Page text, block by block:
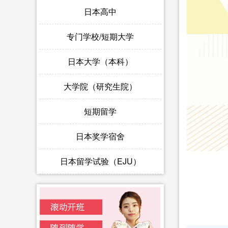
日本高中
专门学校/短期大学
日本大学（本科）
大学院（研究生院）
短期留学
日本奖学宿舍
日本留学试验（EJU）